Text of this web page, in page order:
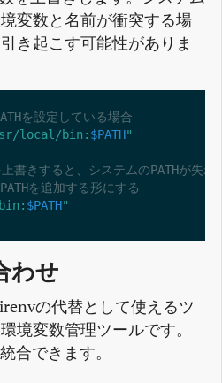
変数と名前が衝突する場
き起こす可能性がありま
を設定している場合
local/bin: $PATH"
書きすると、システムのPATHが失わ
を追加する形にする
$PATH"
わせ
の代替として使えるツ
境変数管理ツールです。
合できます。